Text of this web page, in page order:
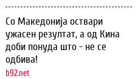
Со Македонија оствари
ужасен резултат, а од Кина
доби понуда што - не се
одбива!
b92.net